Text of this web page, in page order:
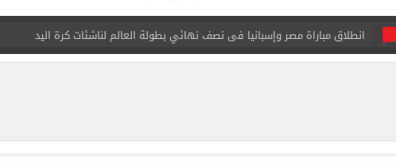
الزمالك يبلغ 4 لاعبين بعدم التواجد مع الفريق الأول بالموسم الجديد
محمد صلاح يتلقى هدية استثنائية بعد انضمامه لـ طرابزون سبور
هل يتغير رقم الجلوس فى امتحانات الدور الثانى للثانوية العامة؟.. التعليم توضح